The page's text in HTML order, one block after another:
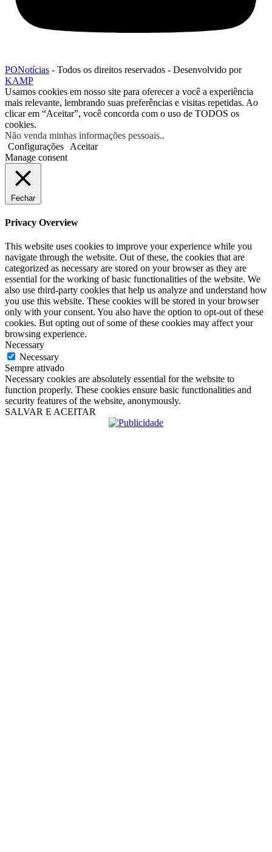
PONotícias - Todos os direitos reservados - Desenvolvido por
KAMP
Usamos cookies em nosso site para oferecer a você a experiência
mais relevante, lembrando suas preferências e visitas repetidas. Ao
clicar em “Aceitar”, você concorda com o uso de TODOS os
cookies.
Não venda minhas informações pessoais..
Configurações
Aceitar
Manage consent
Fechar
Privacy Overview
This website uses cookies to improve your experience while you
navigate through the website. Out of these, the cookies that are
categorized as necessary are stored on your browser as they are
essential for the working of basic functionalities of the website. We
also use third-party cookies that help us analyze and understand how
you use this website. These cookies will be stored in your browser
only with your consent. You also have the option to opt-out of these
cookies. But opting out of some of these cookies may affect your
browsing experience.
Necessary
Necessary
Sempre ativado
Necessary cookies are absolutely essential for the website to
function properly. These cookies ensure basic functionalities and
security features of the website, anonymously.
SALVAR E ACEITAR